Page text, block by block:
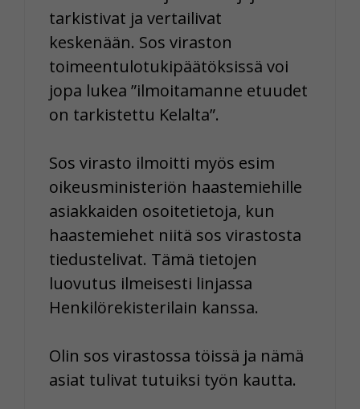
tarkistivat ja vertailivat
keskenään. Sos viraston
toimeentulotukipäätöksissä voi
jopa lukea ”ilmoitamanne etuudet
on tarkistettu Kelalta”.
Sos virasto ilmoitti myös esim
oikeusministeriön haastemiehille
asiakkaiden osoitetietoja, kun
haastemiehet niitä sos virastosta
tiedustelivat. Tämä tietojen
luovutus ilmeisesti linjassa
Henkilörekisterilain kanssa.
Olin sos virastossa töissä ja nämä
asiat tulivat tutuiksi työn kautta.